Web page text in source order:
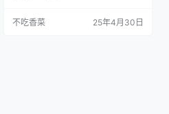
不吃香菜 25年4月30日